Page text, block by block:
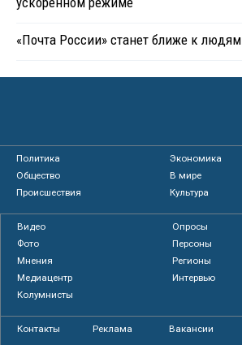
«Почта России» станет ближе к людям
Политика
Экономика
Общество
В мире
Происшествия
Культура
Видео
Опросы
Фото
Персоны
Мнения
Регионы
Медиацентр
Интервью
Колумнисты
Контакты Реклама Вакансии